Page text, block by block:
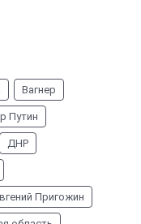
Вагнер
Путин
ДНР
Пригожин